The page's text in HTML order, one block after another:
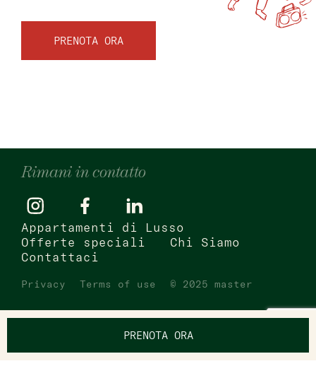
PRENOTA ORA
PRENOTA ORA
Rimani in contatto
Appartamenti di Lusso
Offerte speciali
Chi Siamo
Contattaci
Privacy Terms of use © 2025 master